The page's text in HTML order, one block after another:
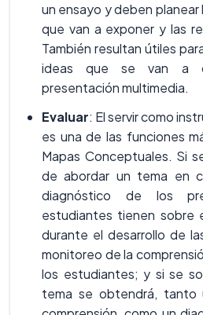
un ensayo y deben
que van a exponer y las
También resultan útiles
ideas que se van a
presentación multimedia.
Evaluar: El servir como
es una de las funciones
Mapas Conceptuales. Si
de abordar un tema en
diagnóstico de los
estudiantes tienen sobre
durante el desarrollo de
monitoreo de la
los estudiantes; y si se
tema se obtendrá, tanto